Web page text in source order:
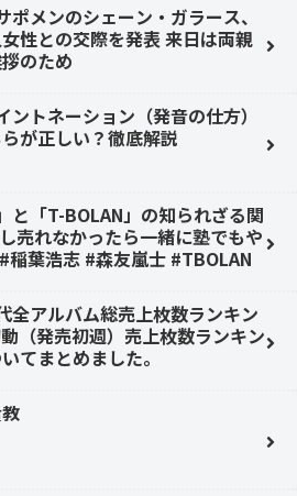
ポメンのシェーン・ガラース、
性との交際を発表 来日は両親
のため
ントネーション（発音の仕方）
が正しい？徹底解説
と「T-BOLAN」の知られざる関
売れなかったら一緒に塾でもや
稲葉浩志 #森友嵐士 #TBOLAN
全アルバム総売上枚数ランキン
（発売初週）売上枚数ランキン
てまとめました。